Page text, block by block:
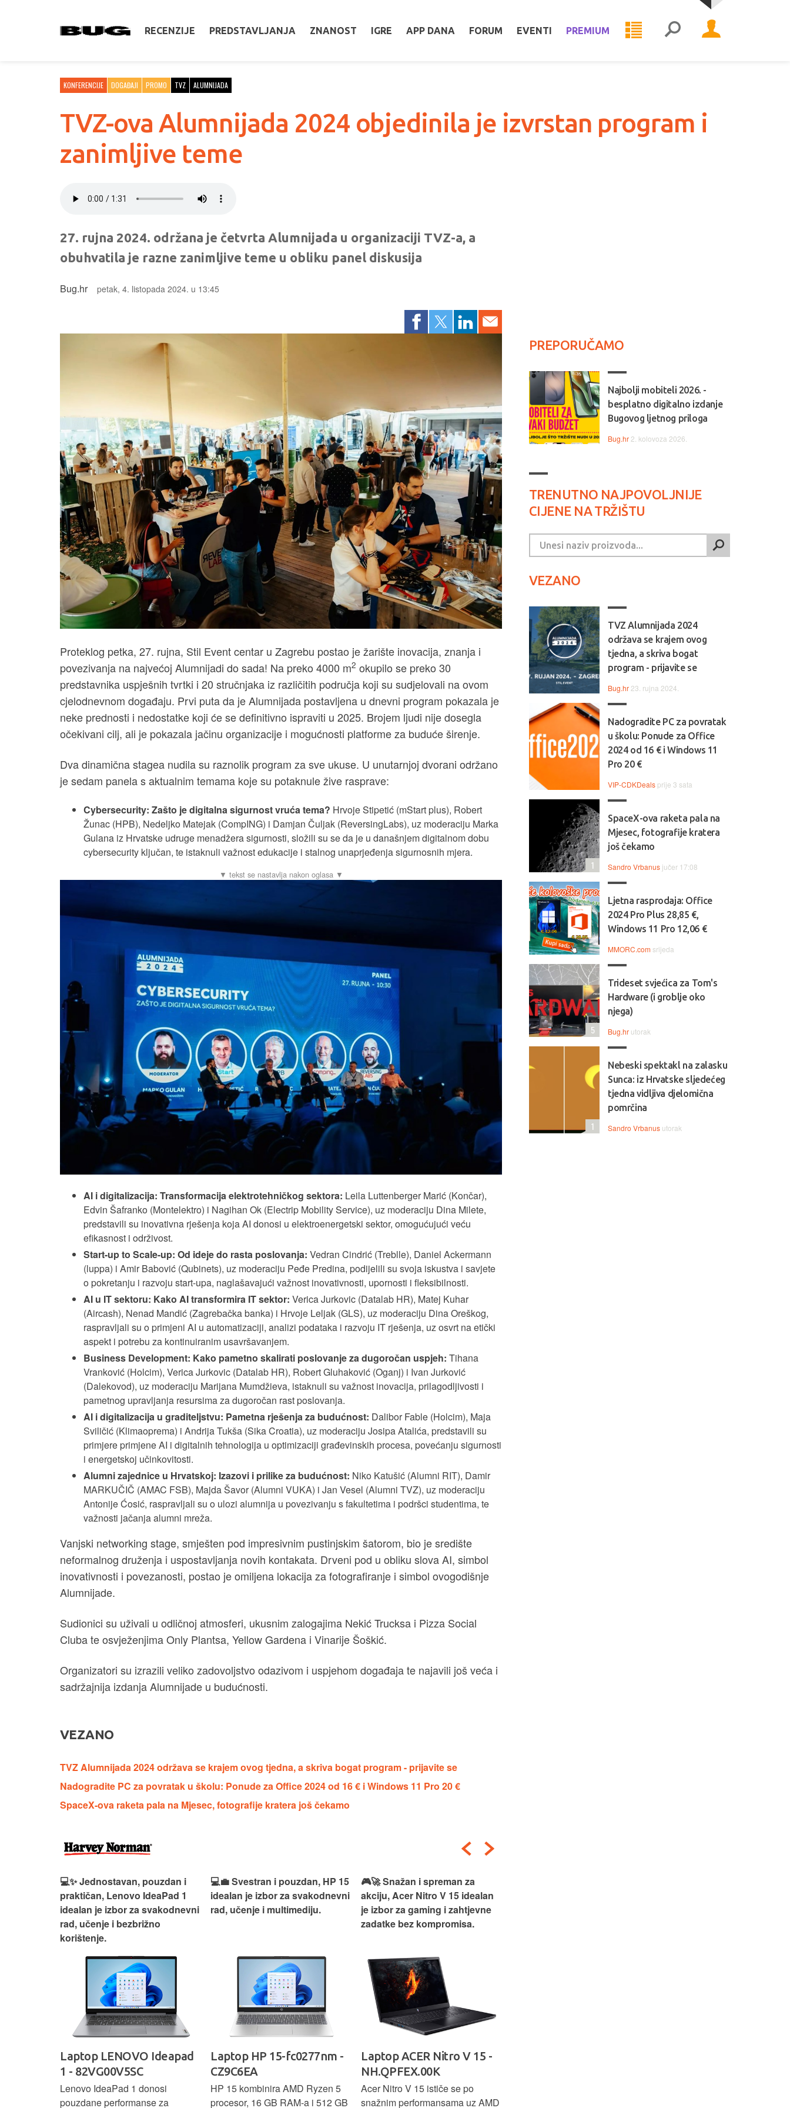
RECENZIJE PREDSTAVLJANJA ZNANOST IGRE APP DANA FORUM EVENTI PREMIUM
KONFERENCIJE DOGAĐAJI PROMO TVZ ALUMNIJADA
TVZ-ova Alumnijada 2024 objedinila je izvrstan program i
zanimljive teme
27. rujna 2024. održana je četvrta Alumnijada u organizaciji TVZ-a, a
obuhvatila je razne zanimljive teme u obliku panel diskusija
Bug.hr petak, 4. listopada 2024. u 13:45
Proteklog petka, 27. rujna, Stil Event centar u Zagrebu postao je žarište inovacija, znanja i
povezivanja na najvećoj Alumnijadi do sada! Na preko 4000 m2 okupilo se preko 30
predstavnika uspješnih tvrtki i 20 stručnjaka iz različitih područja koji su sudjelovali na ovom
cjelodnevnom događaju. Prvi puta da je Alumnijada postavljena u dnevni program pokazala je
neke prednosti i nedostatke koji će se definitivno ispraviti u 2025. Brojem ljudi nije dosegla
očekivani cilj, ali je pokazala jačinu organizacije i mogućnosti platforme za buduće širenje.
Dva dinamična stagea nudila su raznolik program za sve ukuse. U unutarnjoj dvorani održano
je sedam panela s aktualnim temama koje su potaknule žive rasprave:
Cybersecurity: Zašto je digitalna sigurnost vruća tema? Hrvoje Stipetić (mStart plus), Robert
Žunac (HPB), Nedeljko Matejak (CompING) i Damjan Čuljak (ReversingLabs), uz moderaciju Marka
Gulana iz Hrvatske udruge menadžera sigurnosti, složili su se da je u današnjem digitalnom dobu
cybersecurity ključan, te istaknuli važnost edukacije i stalnog unaprjeđenja sigurnosnih mjera.
AI i digitalizacija: Transformacija elektrotehničkog sektora: Leila Luttenberger Marić (Končar),
Edvin Šafranko (Montelektro) i Nagihan Ok (Electrip Mobility Service), uz moderaciju Dina Milete,
predstavili su inovativna rješenja koja AI donosi u elektroenergetski sektor, omogućujući veću
efikasnost i održivost.
Start-up to Scale-up: Od ideje do rasta poslovanja: Vedran Cindrić (Treblle), Daniel Ackermann
(luppa) i Amir Babović (Qubinets), uz moderaciju Peđe Predina, podijelili su svoja iskustva i savjete
o pokretanju i razvoju start-upa, naglašavajući važnost inovativnosti, upornosti i fleksibilnosti.
AI u IT sektoru: Kako AI transformira IT sektor: Verica Jurkovic (Datalab HR), Matej Kuhar
(Aircash), Nenad Mandić (Zagrebačka banka) i Hrvoje Leljak (GLS), uz moderaciju Dina Oreškog,
raspravljali su o primjeni AI u automatizaciji, analizi podataka i razvoju IT rješenja, uz osvrt na etički
aspekt i potrebu za kontinuiranim usavršavanjem.
Business Development: Kako pametno skalirati poslovanje za dugoročan uspjeh: Tihana
Vranković (Holcim), Verica Jurkovic (Datalab HR), Robert Gluhaković (Oganj) i Ivan Jurković
(Dalekovod), uz moderaciju Marijana Mumdžieva, istaknuli su važnost inovacija, prilagodljivosti i
pametnog upravljanja resursima za dugoročan rast poslovanja.
AI i digitalizacija u graditeljstvu: Pametna rješenja za budućnost: Dalibor Fable (Holcim), Maja
Sviličić (Klimaoprema) i Andrija Tukša (Sika Croatia), uz moderaciju Josipa Atalića, predstavili su
primjere primjene AI i digitalnih tehnologija u optimizaciji građevinskih procesa, povećanju sigurnosti
i energetskoj učinkovitosti.
Alumni zajednice u Hrvatskoj: Izazovi i prilike za budućnost: Niko Katušić (Alumni RIT), Damir
MARKUČIČ (AMAC FSB), Majda Šavor (Alumni VUKA) i Jan Vesel (Alumni TVZ), uz moderaciju
Antonije Ćosić, raspravljali su o ulozi alumnija u povezivanju s fakultetima i podršci studentima, te
važnosti jačanja alumni mreža.
Vanjski networking stage, smješten pod impresivnim pustinjskim šatorom, bio je središte
neformalnog druženja i uspostavljanja novih kontakata. Drveni pod u obliku slova AI, simbol
inovativnosti i povezanosti, postao je omiljena lokacija za fotografiranje i simbol ovogodišnje
Alumnijade.
Sudionici su uživali u odličnoj atmosferi, ukusnim zalogajima Nekić Trucksa i Pizza Social
Cluba te osvježenjima Only Plantsa, Yellow Gardena i Vinarije Šoškić.
Organizatori su izrazili veliko zadovoljstvo odazivom i uspjehom događaja te najavili još veća i
sadržajnija izdanja Alumnijade u budućnosti.
VEZANO
TVZ Alumnijada 2024 održava se krajem ovog tjedna, a skriva bogat program - prijavite se
Nadogradite PC za povratak u školu: Ponude za Office 2024 od 16 € i Windows 11 Pro 20 €
SpaceX-ova raketa pala na Mjesec, fotografije kratera još čekamo
💻✨ Jednostavan, pouzdan i
praktičan, Lenovo IdeaPad 1
idealan je izbor za svakodnevni
rad, učenje i bezbrižno
korištenje.
Laptop LENOVO Ideapad
1 - 82VG00V5SC
Lenovo IdeaPad 1 donosi
pouzdane performanse za
💻💼 Svestran i pouzdan, HP 15
idealan je izbor za svakodnevni
rad, učenje i multimediju.
Laptop HP 15-fc0277nm -
CZ9C6EA
HP 15 kombinira AMD Ryzen 5
procesor, 16 GB RAM-a i 512 GB
🎮🚀 Snažan i spreman za
akciju, Acer Nitro V 15 idealan
je izbor za gaming i zahtjevne
zadatke bez kompromisa.
Laptop ACER Nitro V 15 -
NH.QPFEX.00K
Acer Nitro V 15 ističe se po
snažnim performansama uz AMD
PREPORUČAMO
Najbolji mobiteli 2026. -
besplatno digitalno izdanje
Bugovog ljetnog priloga
Bug.hr 2. kolovoza 2026.
TRENUTNO NAJPOVOLJNIJE
CIJENE NA TRŽIŠTU
VEZANO
TVZ Alumnijada 2024
održava se krajem ovog
tjedna, a skriva bogat
program - prijavite se
Bug.hr 23. rujna 2024.
Nadogradite PC za povratak
u školu: Ponude za Office
2024 od 16 € i Windows 11
Pro 20 €
VIP-CDKDeals prije 3 sata
SpaceX-ova raketa pala na
Mjesec, fotografije kratera
još čekamo
Sandro Vrbanus jučer 17:08
1
Ljetna rasprodaja: Office
2024 Pro Plus 28,85 €,
Windows 11 Pro 12,06 €
MMORC.com srijeda
Trideset svjećica za Tom's
Hardware (i groblje oko
njega)
Bug.hr utorak
5
Nebeski spektakl na zalasku
Sunca: iz Hrvatske sljedećeg
tjedna vidljiva djelomična
pomrčina
Sandro Vrbanus utorak
1